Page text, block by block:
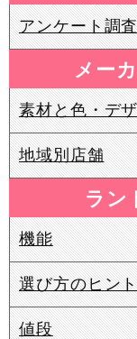
アンケート調
メー
素材と色・デ
地域別店舗
ラン
機能
選び方のヒン
値段